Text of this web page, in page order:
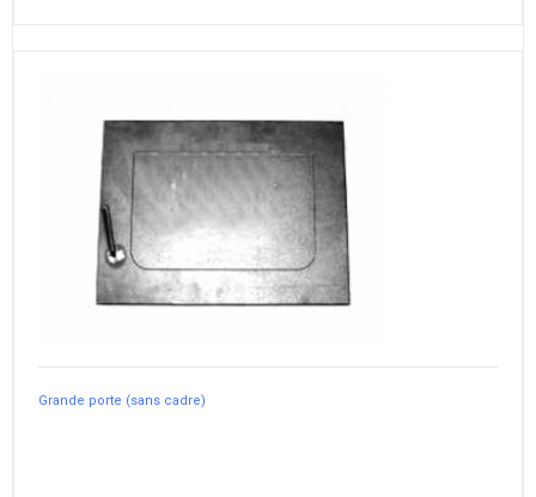
Grande porte (sans cadre)